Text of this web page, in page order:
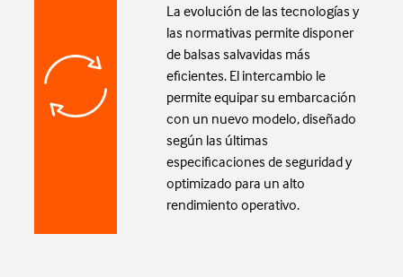
La evolución de las tecnologías y
las normativas permite disponer
de balsas salvavidas más
eficientes. El intercambio le
permite equipar su embarcación
con un nuevo modelo, diseñado
según las últimas
especificaciones de seguridad y
optimizado para un alto
rendimiento operativo.